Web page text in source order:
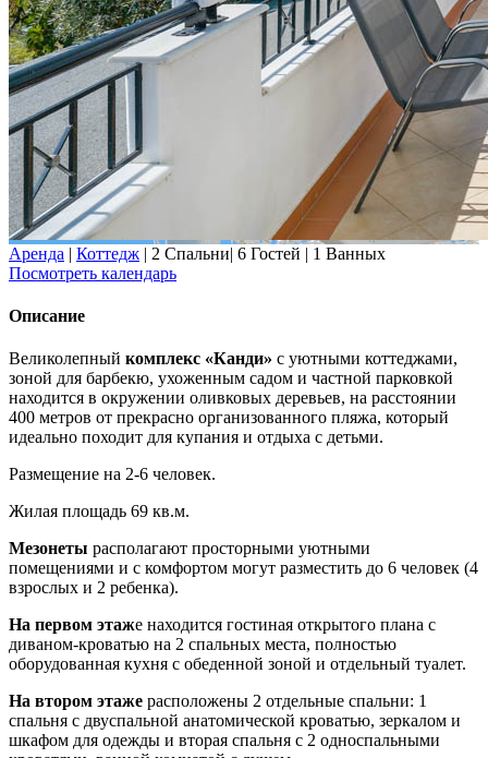
Аренда | Коттедж | 2 Спальни| 6 Гостей | 1 Ванных
Посмотреть календарь
Описание
Великолепный комплекс «Канди» с уютными коттеджами,
зоной для барбекю, ухоженным садом и частной парковкой
находится в окружении оливковых деревьев, на расстоянии
400 метров от прекрасно организованного пляжа, который
идеально походит для купания и отдыха с детьми.
Размещение на 2-6 человек.
Жилая площадь 69 кв.м.
Мезонеты располагают просторными уютными
помещениями и с комфортом могут разместить до 6 человек (4
взрослых и 2 ребенка).
На первом этаже находится гостиная открытого плана с
диваном-кроватью на 2 спальных места, полностью
оборудованная кухня с обеденной зоной и отдельный туалет.
На втором этаже расположены 2 отдельные спальни: 1
спальня с двуспальной анатомической кроватью, зеркалом и
шкафом для одежды и вторая спальня с 2 односпальными